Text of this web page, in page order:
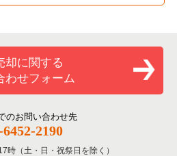
件一覧
件一覧
物件の案件一覧
売却物件の案件一覧
却物件の案件一覧
ングバーの居抜き売却物件の案件一
き売却物件の案件一覧
却に関する
わせフォーム
のお問い合わせ先
6452-2190
時（土・日・祝祭日を除く）